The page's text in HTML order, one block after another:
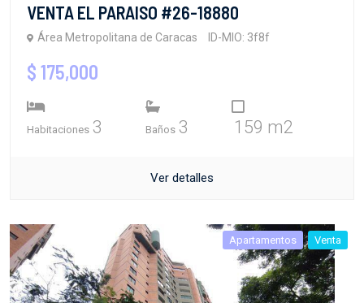
VENTA EL PARAISO #26-18880
Área Metropolitana de Caracas ID-MIO: 3f8f
$ 175,000
Habitaciones 3 Baños 3 159 m2
Ver detalles
Apartamentos Venta